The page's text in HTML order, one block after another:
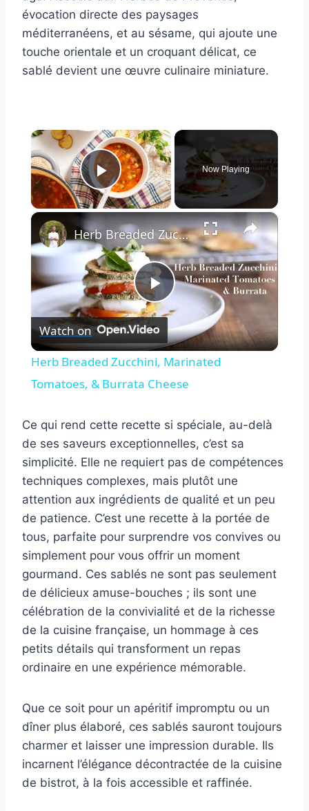
évocation directe des paysages
méditerranéens, et au sésame, qui ajoute une
touche orientale et un croquant délicat, ce
sablé devient une œuvre culinaire miniature.
×
Play Video
Now Playing
×
Play
Video
Herb Breaded Zucchini, Marinated Tomatoes, & Burrata Cheese
Watch on
Herb Breaded Zucchini, Marinated
Tomatoes, & Burrata Cheese
Ce qui rend cette recette si spéciale, au-delà
de ses saveurs exceptionnelles, c’est sa
simplicité. Elle ne requiert pas de compétences
techniques complexes, mais plutôt une
attention aux ingrédients de qualité et un peu
de patience. C’est une recette à la portée de
tous, parfaite pour surprendre vos convives ou
simplement pour vous offrir un moment
gourmand. Ces sablés ne sont pas seulement
de délicieux amuse-bouches ; ils sont une
célébration de la convivialité et de la richesse
de la cuisine française, un hommage à ces
petits détails qui transforment un repas
ordinaire en une expérience mémorable.
Que ce soit pour un apéritif impromptu ou un
dîner plus élaboré, ces sablés sauront toujours
charmer et laisser une impression durable. Ils
incarnent l’élégance décontractée de la cuisine
de bistrot, à la fois accessible et raffinée.